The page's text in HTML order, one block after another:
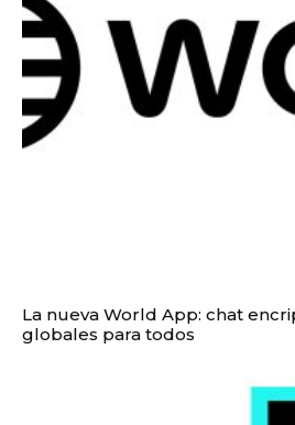
La nueva World App: chat
globales para todos